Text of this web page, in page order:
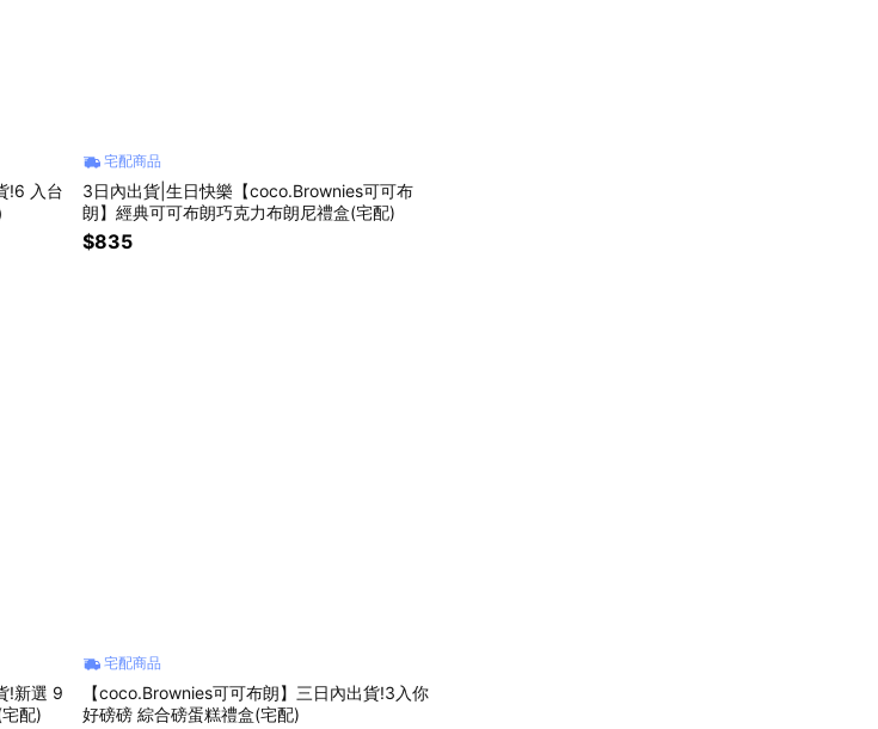
!6 入台
宅配商品
3日內出貨|生日快樂【coco.Brownies可可布
朗】經典可可布朗巧克力布朗尼禮盒(宅配)
$835
!新選 9
配)
宅配商品
【coco.Brownies可可布朗】三日內出貨!3入你
好磅磅 綜合磅蛋糕禮盒(宅配)